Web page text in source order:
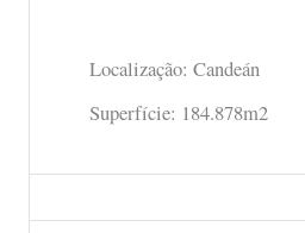
Localização: Candeán
Superfície: 184.878m2